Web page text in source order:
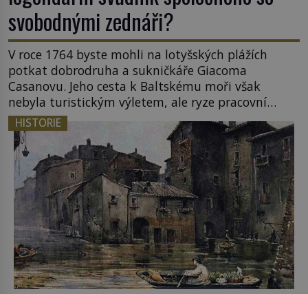
svobodnými zednáři?
V roce 1764 byste mohli na lotyšských plážích
potkat dobrodruha a sukničkáře Giacoma
Casanovu. Jeho cesta k Baltskému moři však
nebyla turistickým výletem, ale ryze pracovní
cestou se zištnými úmysly. Jaký cíl Casanova
sledoval, když se například procházel uličkami
lotyšské Rigy? Casanova v Pobaltí kontaktoval
tamní zednářské lóže. Nebyl v této oblasti žádným
nováčkem, protože do zednářské […]
HISTORIE